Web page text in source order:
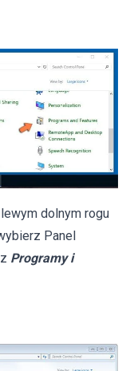
dolnym rogu
Panel
Programy i